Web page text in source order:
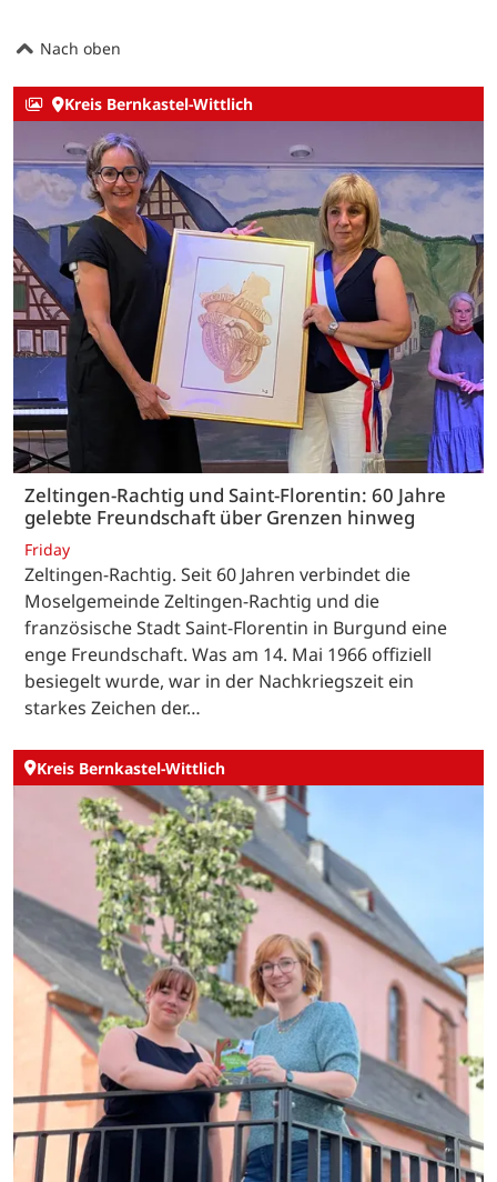
Nach oben
Kreis Bernkastel-Wittlich
Zeltingen-Rachtig und Saint-Florentin: 60 Jahre
gelebte Freundschaft über Grenzen hinweg
Friday
Zeltingen-Rachtig. Seit 60 Jahren verbindet die
Moselgemeinde Zeltingen-Rachtig und die
französische Stadt Saint-Florentin in Burgund eine
enge Freundschaft. Was am 14. Mai 1966 offiziell
besiegelt wurde, war in der Nachkriegszeit ein
starkes Zeichen der…
Kreis Bernkastel-Wittlich